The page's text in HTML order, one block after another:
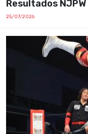
Resultados
25/07/2026